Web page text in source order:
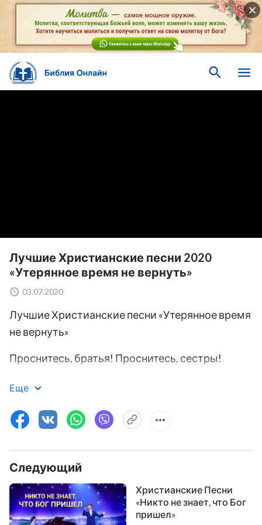
Лучшие Христианские песни 2020
«Утерянное время не вернуть»
03.07.2020
Лучшие Христианские песни «Утерянное время
не вернуть»
Проснитесь, братья! Проснитесь, сестры!
Ведь не замедлит Божий день.
Время – жизнь, момент поймать значит ее
спасти.
Время близко!
Если не сдан экзамен сразу,
можно пытаться вновь и вновь.
Еще
Следующий
Христианские Песни
«Никто не знает, что Бог
пришел»